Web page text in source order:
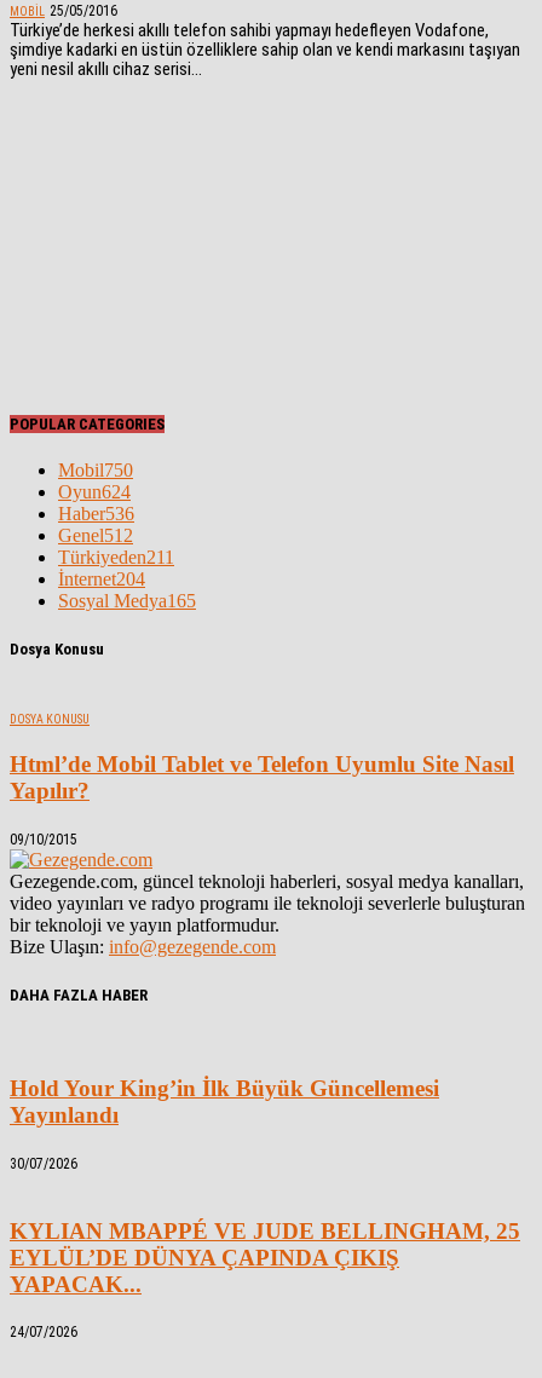
MOBIL 25/05/2016
Türkiye’de herkesi akıllı telefon sahibi yapmayı hedefleyen Vodafone,
şimdiye kadarki en üstün özelliklere sahip olan ve kendi markasını taşıyan
yeni nesil akıllı cihaz serisi...
POPULAR CATEGORIES
Mobil750
Oyun624
Haber536
Genel512
Türkiyeden211
İnternet204
Sosyal Medya165
Dosya Konusu
DOSYA KONUSU
Html’de Mobil Tablet ve Telefon Uyumlu Site Nasıl
Yapılır?
09/10/2015
Gezegende.com, güncel teknoloji haberleri, sosyal medya kanalları,
video yayınları ve radyo programı ile teknoloji severlerle buluşturan
bir teknoloji ve yayın platformudur.
Bize Ulaşın: info@gezegende.com
DAHA FAZLA HABER
Hold Your King’in İlk Büyük Güncellemesi
Yayınlandı
30/07/2026
KYLIAN MBAPPÉ VE JUDE BELLINGHAM, 25
EYLÜL’DE DÜNYA ÇAPINDA ÇIKIŞ
YAPACAK...
24/07/2026